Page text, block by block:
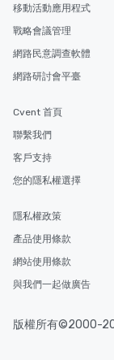
移動活動應用程式
戰略會議管理
網路民意調查軟體
網路研討會平臺
Cvent 首頁
聯繫我們
客戶支持
您的隱私權選擇
隱私權政策
產品使用條款
網站使用條款
與我們一起做廣告
版權所有©2000-